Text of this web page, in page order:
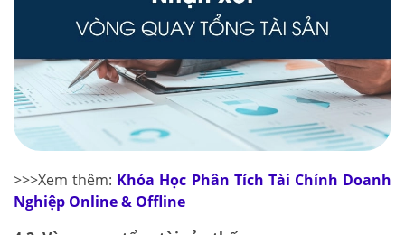
>>>Xem thêm: Khóa Học Phân Tích Tài Chính Doanh
Nghiệp Online & Offline